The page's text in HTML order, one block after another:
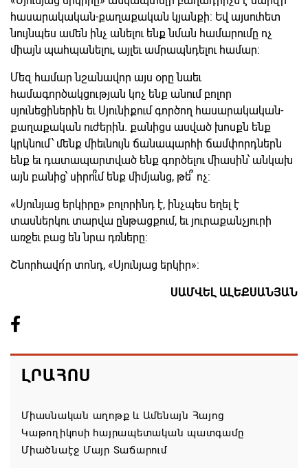
հասարակական-քաղաքական կյանքի: Եվ այսուհետ
նույնպես ամեն ինչ անելու ենք նման համարումը ոչ
միայն պահպանելու, այլեւ ամրապնդելու համար:
Մեզ համար նշանավոր այս օրը նաեւ
համագործակցության կոչ ենք անում բոլոր
սյունեցիներին եւ Սյունիքում գործող հասարակական-
քաղաքական ուժերին. քանիցս ասված խոսքն ենք
կրկնում՝ մենք միեւնույն ճանապարհի ճամփորդներն
ենք եւ դատապարտված ենք գործելու միասին՝ անկախ
այն բանից՝ սիրո՞ւմ ենք միմյանց, թե՞ ոչ:
«Սյունյաց երկիրը» բոլորինդ է, ինչպես եղել է
տասներկու տարվա ընթացքում, եւ յուրաքանչյուրի
առջեւ բաց են նրա դռները:
Շնորհավո՛ր տոնդ, «Սյունյաց երկիր»:
ՍԱՄՎԵԼ ԱԼԵՔՍԱՆՅԱՆ
ԼՐԱՀՈՍ
Միասնական աղոթք և Ամենայն Հայոց
Կաթողիկոսի հայրապետական պատգամը
Միածնաէջ Մայր Տաճարում